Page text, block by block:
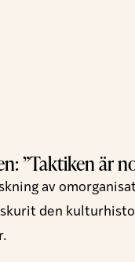
”Taktiken är
av
den